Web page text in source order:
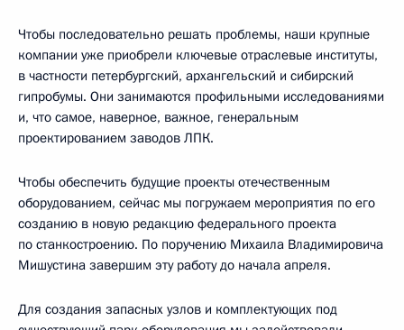
Чтобы последовательно решать проблемы, наши крупные
компании уже приобрели ключевые отраслевые институты,
в частности петербургский, архангельский и сибирский
гипробумы. Они занимаются профильными исследованиями
и, что самое, наверное, важное, генеральным
проектированием заводов ЛПК.
Чтобы обеспечить будущие проекты отечественным
оборудованием, сейчас мы погружаем мероприятия по его
созданию в новую редакцию федерального проекта
по станкостроению. По поручению Михаила Владимировича
Мишустина завершим эту работу до начала апреля.
Для создания запасных узлов и комплектующих под